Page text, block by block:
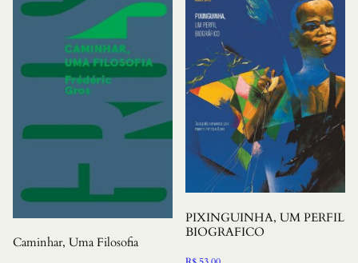
Caminhar, Uma Filosofia
PIXINGUINHA, UM PERFIL
BIOGRAFICO